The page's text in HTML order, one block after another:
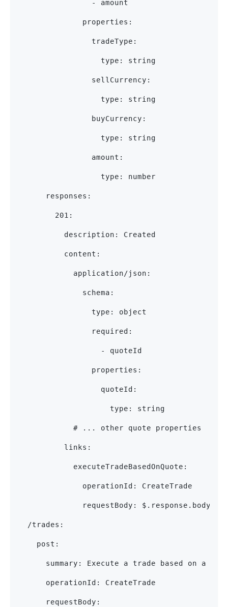
                - amount
              properties:
                tradeType:
                  type: string
                sellCurrency:
                  type: string
                buyCurrency:
                  type: string
                amount:
                  type: number
      responses:
        201:
          description: Created
          content:
            application/json:
              schema:
                type: object
                required:
                  - quoteId
                properties:
                  quoteId:
                    type: string
            # ... other quote properties
          links:
            executeTradeBasedOnQuote:
              operationId: CreateTrade
requestBody:
  /trades:
    post:
summary: Execute a trade based on a
      operationId: CreateTrade
      requestBody: